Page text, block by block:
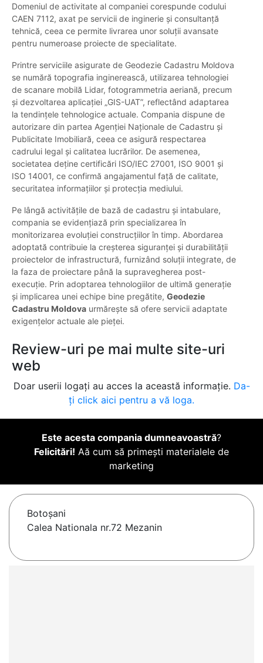
Domeniul de activitate al companiei corespunde codului
CAEN 7112, axat pe servicii de inginerie și consultanță
tehnică, ceea ce permite livrarea unor soluții avansate
pentru numeroase proiecte de specialitate.
Printre serviciile asigurate de Geodezie Cadastru Moldova
se numără topografia inginerească, utilizarea tehnologiei
de scanare mobilă Lidar, fotogrammetria aeriană, precum
și dezvoltarea aplicației „GIS-UAT”, reflectând adaptarea
la tendințele tehnologice actuale. Compania dispune de
autorizare din partea Agenției Naționale de Cadastru și
Publicitate Imobiliară, ceea ce asigură respectarea
cadrului legal și calitatea lucrărilor. De asemenea,
societatea deține certificări ISO/IEC 27001, ISO 9001 și
ISO 14001, ce confirmă angajamentul față de calitate,
securitatea informațiilor și protecția mediului.
Pe lângă activitățile de bază de cadastru și intabulare,
compania se evidențiază prin specializarea în
monitorizarea evoluției construcțiilor în timp. Abordarea
adoptată contribuie la creșterea siguranței și durabilității
proiectelor de infrastructură, furnizând soluții integrate, de
la faza de proiectare până la supravegherea post-
execuție. Prin adoptarea tehnologiilor de ultimă generație
și implicarea unei echipe bine pregătite, Geodezie
Cadastru Moldova urmărește să ofere servicii adaptate
exigențelor actuale ale pieței.
Review-uri pe mai multe site-uri
web
Doar userii logați au acces la această informație. Da-
ți click aici pentru a vă loga.
Este acesta compania dumneavoastră?
Felicitări! Aă cum să primești materialele de
marketing
Botoşani
Calea Nationala nr.72 Mezanin